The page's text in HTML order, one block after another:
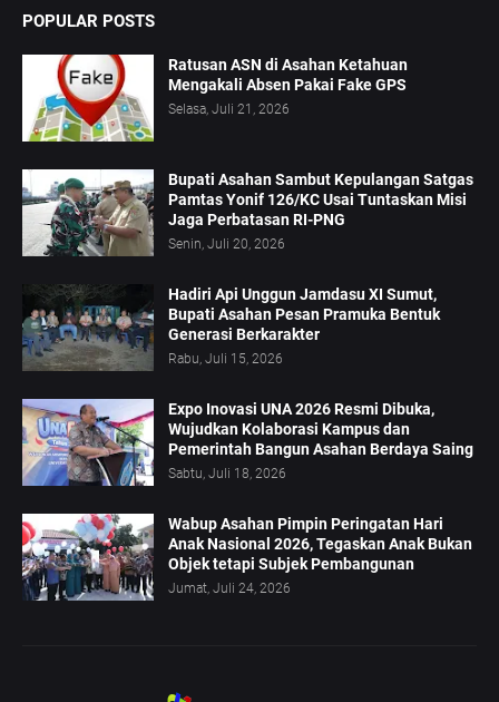
POPULAR POSTS
Ratusan ASN di Asahan Ketahuan
Mengakali Absen Pakai Fake GPS
Selasa, Juli 21, 2026
Bupati Asahan Sambut Kepulangan Satgas
Pamtas Yonif 126/KC Usai Tuntaskan Misi
Jaga Perbatasan RI-PNG
Senin, Juli 20, 2026
Hadiri Api Unggun Jamdasu XI Sumut,
Bupati Asahan Pesan Pramuka Bentuk
Generasi Berkarakter
Rabu, Juli 15, 2026
Expo Inovasi UNA 2026 Resmi Dibuka,
Wujudkan Kolaborasi Kampus dan
Pemerintah Bangun Asahan Berdaya Saing
Sabtu, Juli 18, 2026
Wabup Asahan Pimpin Peringatan Hari
Anak Nasional 2026, Tegaskan Anak Bukan
Objek tetapi Subjek Pembangunan
Jumat, Juli 24, 2026